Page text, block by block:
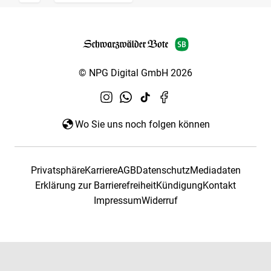
© NPG Digital GmbH 2026
Wo Sie uns noch folgen können
PrivatsphäreKarriereAGBDatenschutzMediadaten
Erklärung zur BarrierefreiheitKündigungKontakt
ImpressumWiderruf